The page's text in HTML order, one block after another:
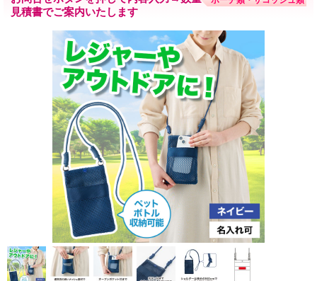
見積書でご案内いたします